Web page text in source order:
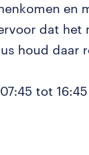
en
dat het
houd daar
tot